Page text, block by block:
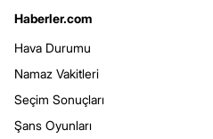
Haberler.com
Hava Durumu
Namaz Vakitleri
Seçim Sonuçları
Şans Oyunları